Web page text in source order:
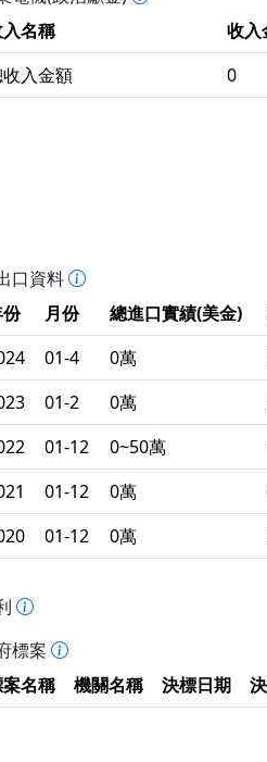
名稱
收入
入金額
0
口資料
月份 總進口實績(美金)
01-4 0萬
01-2 0萬
01-12 0~50萬
01-12 0萬
01-12 0萬
標案
名稱
機關名稱 決標日期